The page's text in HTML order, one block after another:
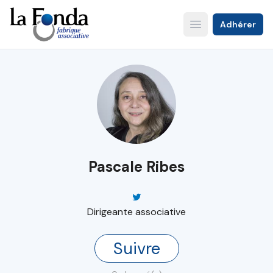
Aller
au
contenu
principal
Open main menu
Adhérer
Pascale Ribes
Dirigeante associative
Suivre